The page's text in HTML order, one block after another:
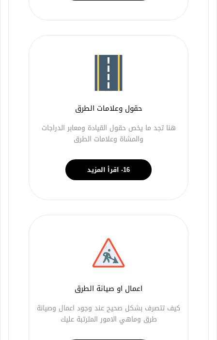
حقول وعلامات الطرق
هنا تجد ما يخص حقول القيادة ومعابر الدراجات
والمشاة وعلامات الطرق
16- اقرأ المزيد
اعمال او صيانة الطرق
كيف تتصرف بشكل صحيح عند وجود اعمال وصيانة
طرق وماهي الامور المترتبة عليك